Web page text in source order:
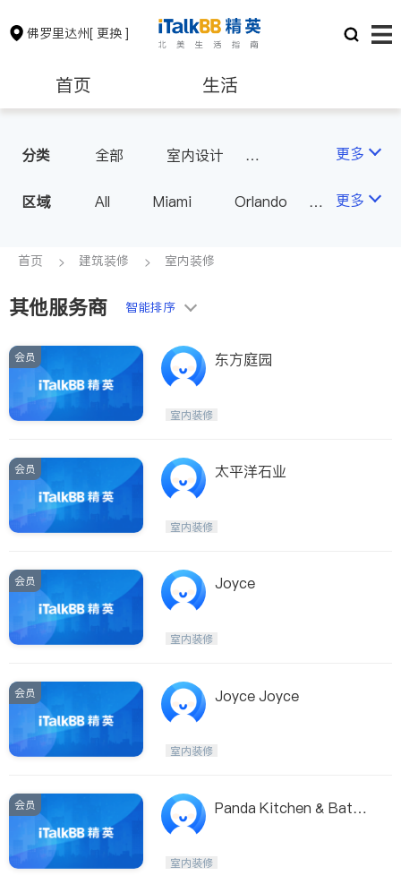
佛罗里达州[ 更换 ]
首页 生活
保险理财 房地产租售
银行贷款 建筑装修
教育
非盈利组织
分类 全部
室内设计
室内装修
更多
区域 All Miami
Orlando
FL - Other Cities
更多
首页 建筑装修 室内装修
其他服务商 智能排序
会员 东方庭园
室内装修
会员 太平洋石业
室内装修
会员 Joyce
室内装修
会员 Joyce Joyce
室内装修
会员
Panda Kitchen & Bath P
室内装修